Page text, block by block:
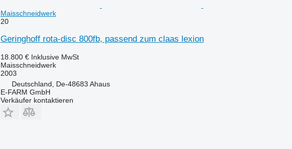
Maisschneidwerk
20
Geringhoff rota-disc 800fb, passend zum claas lexion
18.800 € Inklusive MwSt
Maisschneidwerk
2003
Deutschland, De-48683 Ahaus
E-FARM GmbH
Verkäufer kontaktieren